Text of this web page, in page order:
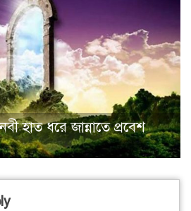
হাত ধরে জান্নাতে প্রবেশ